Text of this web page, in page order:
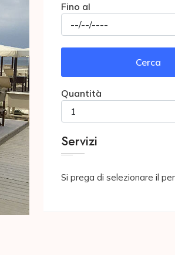
Fino al
Cerca
Quantità
Servizi
Si prega di selezionare il